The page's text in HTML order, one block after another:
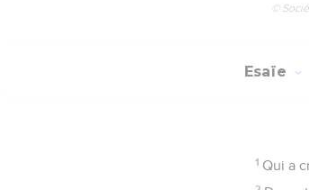
©
Esaïe
1 Qui a